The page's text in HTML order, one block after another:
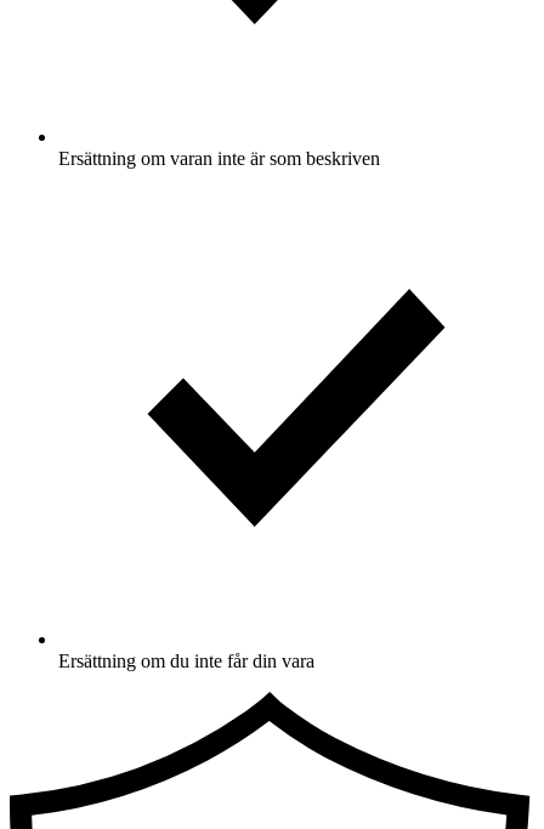
Ersättning om varan inte är som beskriven
Ersättning om du inte får din vara